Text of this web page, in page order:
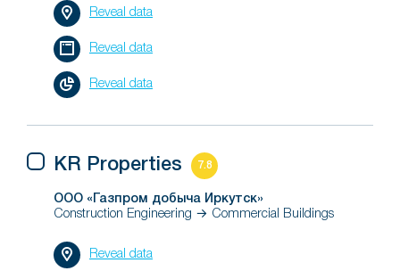
Reveal data
Reveal data
Reveal data
KR Properties 7.8
ООО «Газпром добыча Иркутск»
Construction Engineering → Commercial Buildings
Reveal data